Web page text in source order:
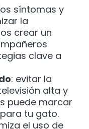
síntomas y
la
crear un
clave a
: evitar la
alta y
puede marcar
tu gato.
el uso de